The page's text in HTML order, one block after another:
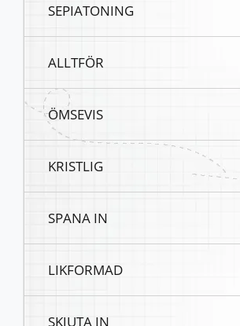
SEPIATONING
ALLTFÖR
ÖMSEVIS
KRISTLIG
SPANA IN
LIKFORMAD
SKJUTA IN